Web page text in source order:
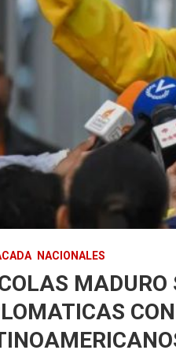
NACIONALES
MADURO